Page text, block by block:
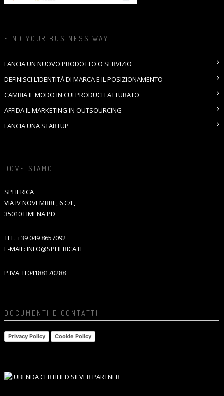
FIND YOUR BUSINESS WAY
LANCIA UN NUOVO PRODOTTO O SERVIZIO
DEFINISCI L’IDENTITÀ DI MARCA E IL POSIZIONAMENTO
CAMBIA IL MODO IN CUI PRODUCI FATTURATO
AFFIDA IL MARKETING IN OUTSOURCING
LANCIA UNA STARTUP
DOVE SIAMO
SPHERICA
VIA IV NOVEMBRE, 6 C/F,
35010 LIMENA PD
TEL. +39 049 8657092
E-MAIL: INFO@SPHERICA.IT
P.IVA: IT04188170288
DOCUMENTI E CONTATTI
Privacy Policy Cookie Policy